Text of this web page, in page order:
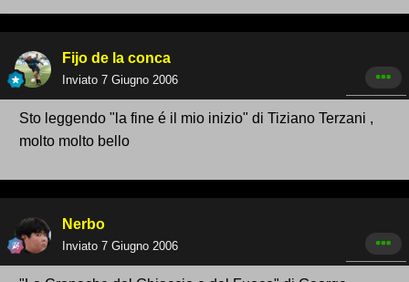
Fijo de la conca
Inviato 7 Giugno 2006
Sto leggendo "la fine é il mio inizio" di Tiziano Terzani ,
molto molto bello
Nerbo
Inviato 7 Giugno 2006